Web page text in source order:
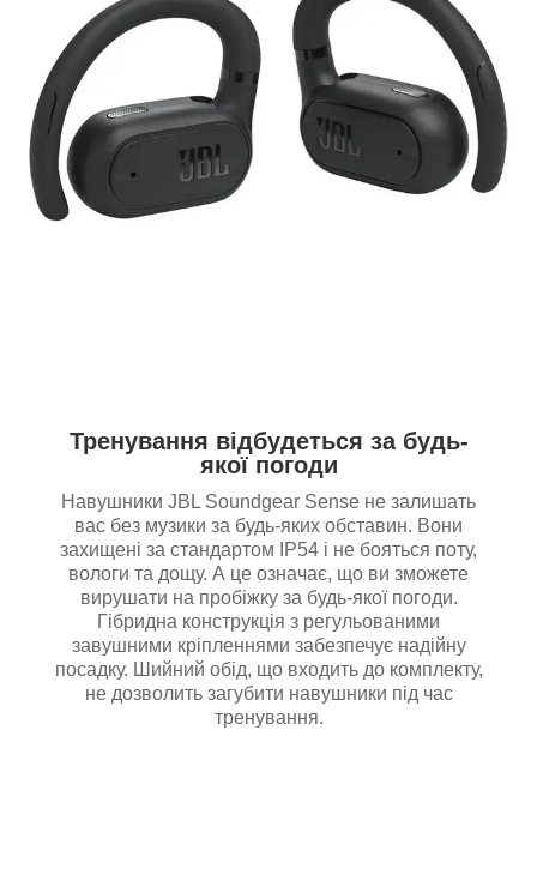
Тренування відбудеться за будь-
якої погоди
Навушники JBL Soundgear Sense не залишать
вас без музики за будь-яких обставин. Вони
захищені за стандартом IP54 і не бояться поту,
вологи та дощу. А це означає, що ви зможете
вирушати на пробіжку за будь-якої погоди.
Гібридна конструкція з регульованими
завушними кріпленнями забезпечує надійну
посадку. Шийний обід, що входить до комплекту,
не дозволить загубити навушники під час
тренування.